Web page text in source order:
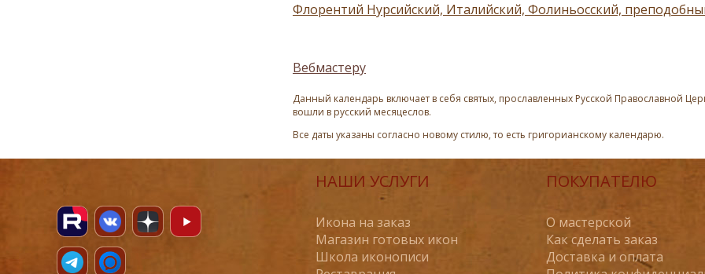
Флорентий Нурсийский, Италийский, Фолиньосский,
Вебмастеру
Данный календарь включает в себя святых, прославленных Русской Православной
вошли в русский месяцеслов.
Все даты указаны согласно новому стилю, то есть григорианскому календарю.
НАШИ УСЛУГИ
Икона на заказ
Магазин готовых икон
Школа иконописи
ПОКУПАТЕЛЮ
О мастерской
Как сделать заказ
Доставка и оплата